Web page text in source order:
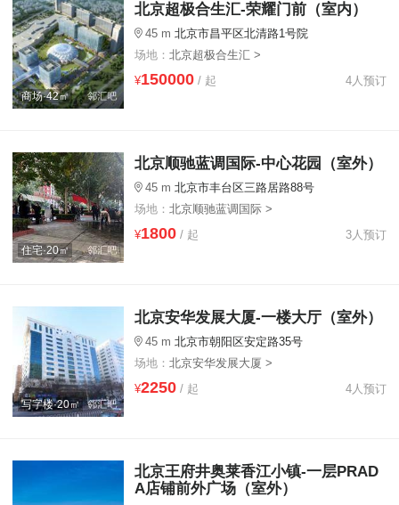
商场·42㎡
北京超极合生汇-荣耀门前（室内）
45 m 北京市昌平区北清路1号院
场地： 北京超极合生汇 >
¥150000/ 起 4人预订
住宅·20㎡
北京顺驰蓝调国际-中心花园（室外）
45 m 北京市丰台区三路居路88号
场地： 北京顺驰蓝调国际 >
¥1800/ 起 3人预订
写字楼·20㎡
北京安华发展大厦-一楼大厅（室外）
45 m 北京市朝阳区安定路35号
场地： 北京安华发展大厦 >
¥2250/ 起 4人预订
北京王府井奥莱香江小镇-一层PRAD
A店铺前外广场（室外）